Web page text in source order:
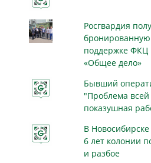
Росгвардия
поддержке
«Общее дело»
Бывший
"Проблема
показушная
В
6 лет колонии
и разбое